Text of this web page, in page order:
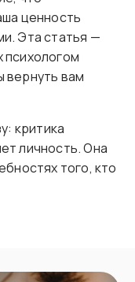
ценность
Эта статья —
психологом
вернуть вам
критика
личность. Она
того, кто